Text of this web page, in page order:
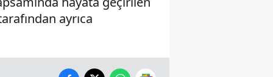
ayrıca